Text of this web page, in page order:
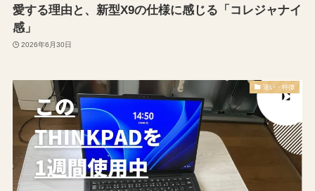
愛する理由と、新型X9の仕様に感じる「コレジャナイ
感」
2026年6月30日
違い・特徴